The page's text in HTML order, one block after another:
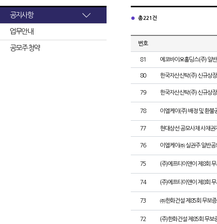
공지사항
업무안내
공모주 청약
총 221건
번호
81 에코바이오홀딩스(주) 일
80 한국자산신탁(주) 신규상
79 한국자산신탁(주) 신규상
78 이엘케이(주) 배정 및 환불
77 현대상선 공모사채 사채권
76 이엘케이㈜ 실권주 일반공
75 (주)에프티이앤이 제8회
74 (주)에프티이앤이 제8회
73 ㈜한화건설 제85회 무보
72 (주)한화건설 제85회 무보